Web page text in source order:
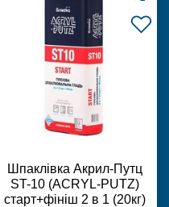
Шпаклівка Акрил-Путц
ST-10 (ACRYL-PUTZ)
старт+фініш 2 в 1 (20кг)